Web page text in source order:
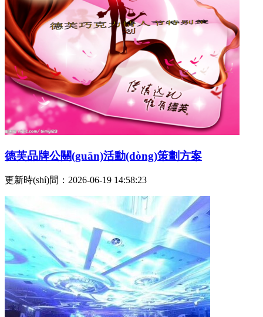
德芙品牌公關(guān)活動(dòng)策劃方案
更新時(shí)間：2026-06-19 14:58:23